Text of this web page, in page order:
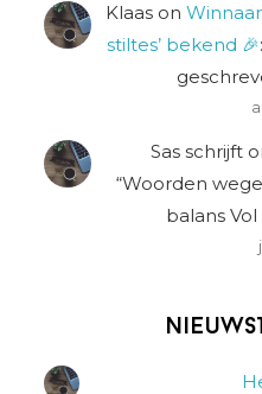
Klaas on
stiltes’ bekend 🎉
Sas schrijft
“Woorden
balans